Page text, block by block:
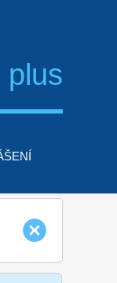
plus